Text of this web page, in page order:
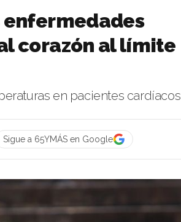
enfermedades
corazón al límite
en pacientes cardíacos
Sigue a 65YMÁS en Google